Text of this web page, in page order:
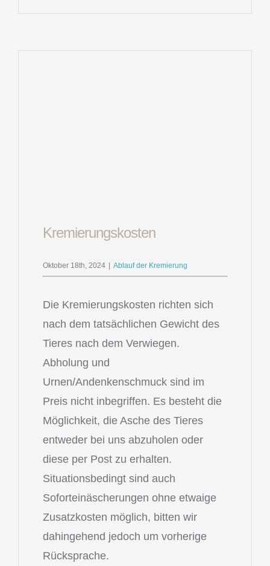
Kremierungskosten
Oktober 18th, 2024 | Ablauf der Kremierung
Die Kremierungskosten richten sich
nach dem tatsächlichen Gewicht des
Tieres nach dem Verwiegen.
Abholung und
Urnen/Andenkenschmuck sind im
Preis nicht inbegriffen. Es besteht die
Möglichkeit, die Asche des Tieres
entweder bei uns abzuholen oder
diese per Post zu erhalten.
Situationsbedingt sind auch
Soforteinäscherungen ohne etwaige
Zusatzkosten möglich, bitten wir
dahingehend jedoch um vorherige
Rücksprache.